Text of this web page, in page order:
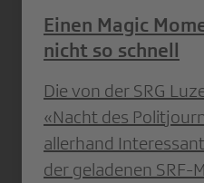
Einen Magic
nicht so schnell
Die von der SRG
«Nacht des
allerhand
der geladenen SRF-